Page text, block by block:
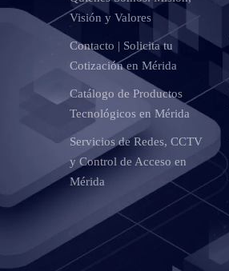
Visión y Valores
Contacto | Solicita tu
Cotización en Mérida
Catálogo de Productos
Tecnológicos en Mérida
Servicios de Redes, CCTV
y Control de Acceso en
Mérida